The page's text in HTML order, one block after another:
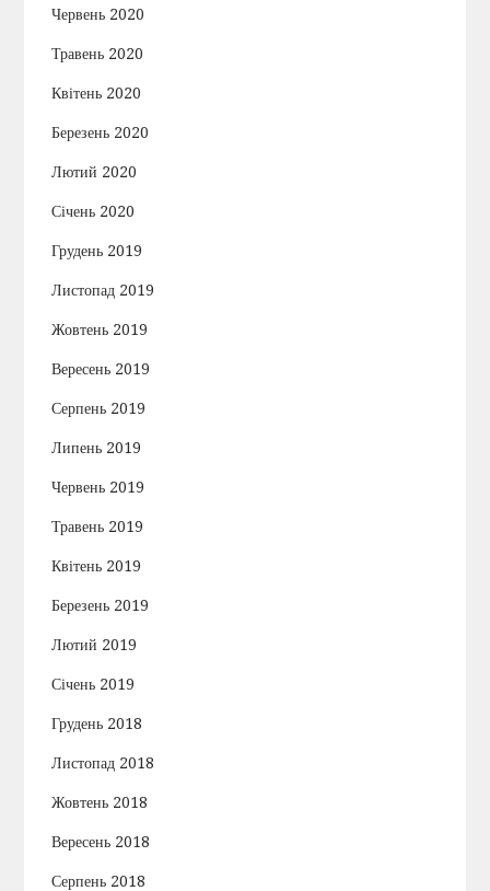
Червень 2020
Травень 2020
Квітень 2020
Березень 2020
Лютий 2020
Січень 2020
Грудень 2019
Листопад 2019
Жовтень 2019
Вересень 2019
Серпень 2019
Липень 2019
Червень 2019
Травень 2019
Квітень 2019
Березень 2019
Лютий 2019
Січень 2019
Грудень 2018
Листопад 2018
Жовтень 2018
Вересень 2018
Серпень 2018